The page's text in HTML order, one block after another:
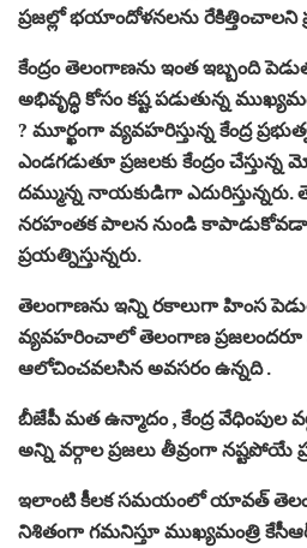
ప్రజల్లో భయాందోళనలను రేకిత్తించాలని
కేంద్రం తెలంగాణను ఇంత ఇబ్బంది
అభివృద్ధి కోసం కష్ట పడుతున్న
? మూర్ఖంగా వ్యవహరిస్తున్న కేంద్ర
ఎండగడుతూ ప్రజలకు కేంద్రం చేస్తున్న
దమ్మున్న నాయకుడిగా
నరహంతక పాలన నుండి
ప్రయత్నిస్తున్నరు.
తెలంగాణను ఇన్ని రకాలుగా హింస
వ్యవహరించాలో తెలంగాణ
ఆలోచించవలసిన అవసరం ఉన్నది .
బీజేపీ మత ఉన్మాదం , కేంద్ర వేధింపుల
అన్ని వర్గాల ప్రజలు తీవ్రంగా నష్టపోయే
ఇలాంటి కీలక సమయంలో యావత్
నిశితంగా గమనిస్తూ ముఖ్యమంత్రి